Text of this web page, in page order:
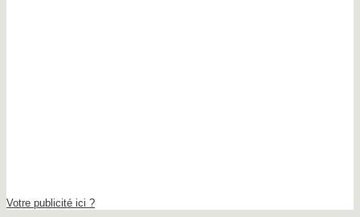
Votre publicité ici ?